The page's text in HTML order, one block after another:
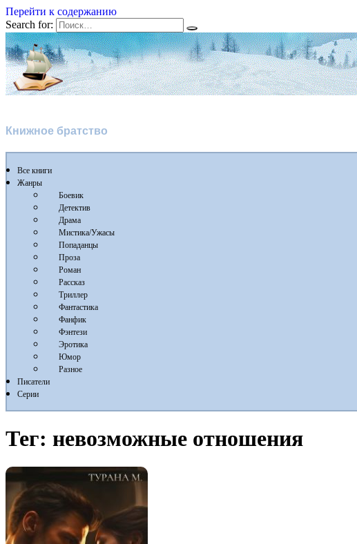
Перейти к содержанию
Search for:
Книжное братство
Все книги
Жанры
Боевик
Детектив
Драма
Мистика/Ужасы
Попаданцы
Проза
Роман
Рассказ
Триллер
Фантастика
Фанфик
Фэнтези
Эротика
Юмор
Разное
Писатели
Серии
Тег: невозможные отношения